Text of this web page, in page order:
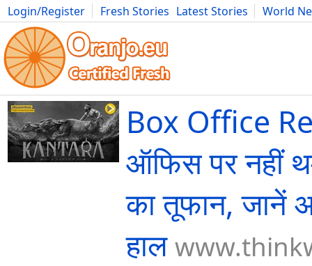
Login/Register Fresh Stories Latest Stories
World
Movies Anime Music Art Cars Advice Science
Box Office
ऑफिस पर नहीं
का तूफान, जानें
हाल